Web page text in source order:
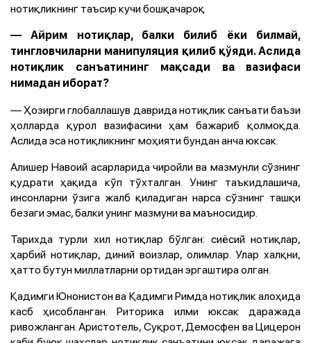
нотиқликнинг таъсир кучи бошқачароқ
— Айрим нотиқлар, балки билиб ёки билмай,
тингловчиларни манипуляция қилиб қўяди. Аслида
нотиқлик санъатининг мақсади ва вазифаси
нимадан иборат?
— Ҳозирги глобаллашув даврида нотиқлик санъати баъзи
ҳолларда қурол вазифасини ҳам бажариб қолмоқда.
Аслида эса нотиқликнинг моҳияти бундан анча юксак.
Алишер Навоий асарларида чиройли ва мазмунли сўзнинг
қудрати ҳақида кўп тўхталган. Унинг таъкидлашича,
инсонларни ўзига жалб қиладиган нарса сўзнинг ташқи
безаги эмас, балки унинг мазмуни ва маъносидир.
Тарихда турли хил нотиқлар бўлган: сиёсий нотиқлар,
ҳарбий нотиқлар, диний воизлар, олимлар. Улар халқни,
ҳатто бутун миллатларни ортидан эргаштира олган.
Қадимги Юнонистон ва Қадимги Римда нотиқлик алоҳида
касб ҳисобланган. Риторика илми юксак даражада
ривожланган. Аристотель, Суқрот, Демосфен ва Цицерон